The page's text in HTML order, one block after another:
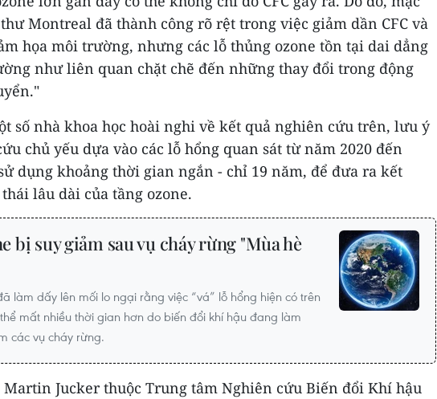
Montreal đã thành công rõ rệt trong việc giảm dần CFC và
họa môi trường, nhưng các lỗ thủng ozone tồn tại dai dẳng
như liên quan chặt chẽ đến những thay đổi trong động
số nhà khoa học hoài nghi về kết quả nghiên cứu trên, lưu ý
chủ yếu dựa vào các lỗ hổng quan sát từ năm 2020 đến
dụng khoảng thời gian ngắn - chỉ 19 năm, để đưa ra kết
lâu dài của tầng ozone.
bị suy giảm sau vụ cháy rừng "Mùa hè
làm dấy lên mối lo ngại rằng việc “vá” lỗ hổng hiện có trên
mất nhiều thời gian hơn do biến đổi khí hậu đang làm
các vụ cháy rừng.
Martin Jucker thuộc Trung tâm Nghiên cứu Biến đổi Khí hậu